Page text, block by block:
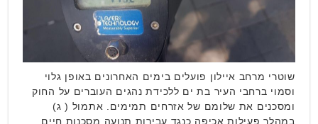
שוטרי מרחב איילון פועלים בימים האחרונים באופן גלוי
וסמוי ברחבי העיר בת ים ללכידת נהגים העוברים על החוק
ומסכנים את שלומם של אזרחים תמימים. אתמול ( ג)
במהלך פעילות אכיפה כנגד עבירות תנועה מסכנות חיים